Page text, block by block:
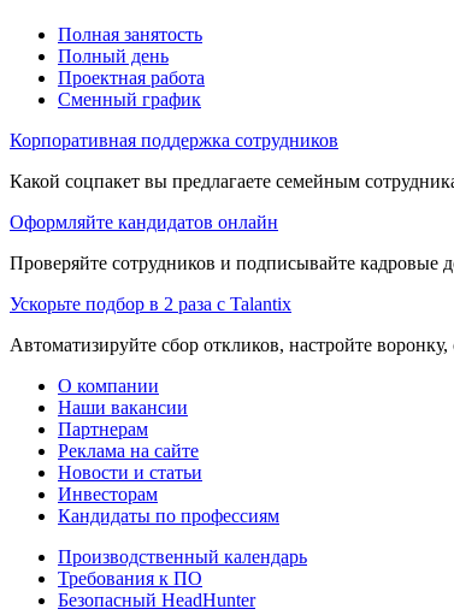
Полная занятость
Полный день
Проектная работа
Сменный график
Корпоративная поддержка сотрудников
Какой соцпакет вы предлагаете семейным
Оформляйте кандидатов онлайн
Проверяйте сотрудников и подписывайте кадровые
Ускорьте подбор в 2 раза с Talantix
Автоматизируйте сбор откликов, настройте
О компании
Наши вакансии
Партнерам
Реклама на сайте
Новости и статьи
Инвесторам
Кандидаты по профессиям
Производственный календарь
Требования к ПО
Безопасный HeadHunter